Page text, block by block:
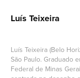
Luís Teixeira
Luís Teixeira (Belo
São Paulo. Graduado
Federal de Minas